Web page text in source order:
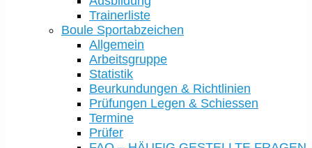
Trainerliste
Boule Sportabzeichen
Allgemein
Arbeitsgruppe
Statistik
Beurkundungen & Richtlinien
Prüfungen Legen & Schiessen
Termine
Prüfer